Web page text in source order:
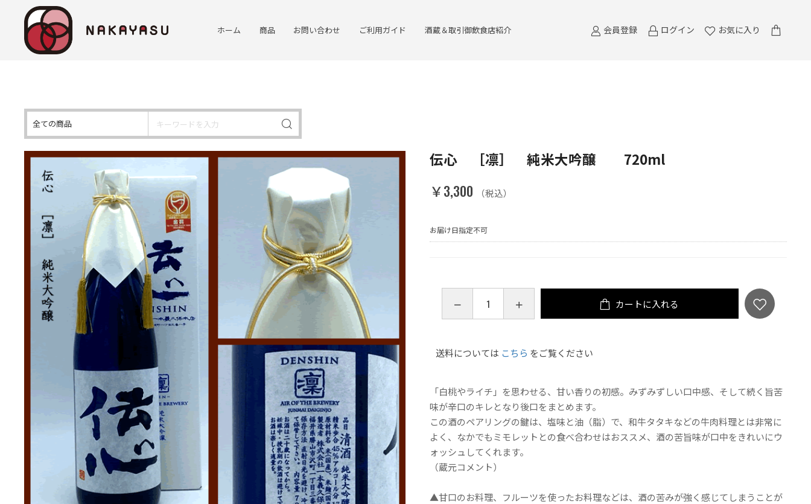
ホーム 商品 お問い合わせ ご利用ガイド 酒蔵＆取引御飲食店紹介 会員登録 ログイン お気に入り
伝心 ［凛］ 純米大吟醸 720ml
￥3,300 （税込）
お届け日指定不可
カートに入れる
送料については こちら をご覧ください
「白桃やライチ」を思わせる、甘い香りの初感。みずみずしい口中感、そして続く旨苦
味が辛口のキレとなり後口をまとめます。
この酒のペアリングの鍵は、塩味と油（脂）で、和牛タタキなどの牛肉料理とは非常に
よく、なかでもミモレットとの食べ合わせはおススメ、酒の苦旨味が口中をきれいにウ
ォッシュしてくれます。
（蔵元コメント）
▲甘口のお料理、フルーツを使ったお料理などは、酒の苦みが強く感じてしまうことが